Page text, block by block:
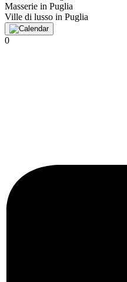
Masserie in Puglia
Ville di lusso in Puglia
0